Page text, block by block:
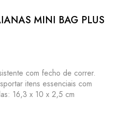
MINI BAG PLUS
com fecho de correr.
itens essenciais com
16,3 x 10 x 2,5 cm